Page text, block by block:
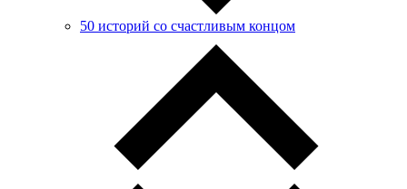
50 историй со счастливым концом